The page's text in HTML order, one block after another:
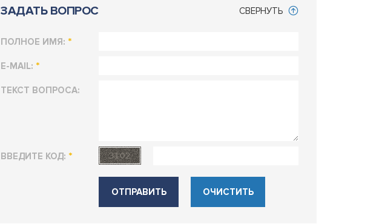
ЗАДАТЬ ВОПРОС
ПОЛНОЕ ИМЯ: *
E-MAIL: *
ТЕКСТ ВОПРОСА:
ВВЕДИТЕ КОД: *
ОТПРАВИТЬ ОЧИСТИТЬ
СВЕРНУТЬ